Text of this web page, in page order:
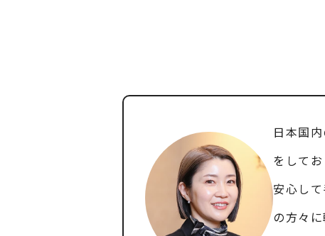
日本国
をして
安心し
の方々